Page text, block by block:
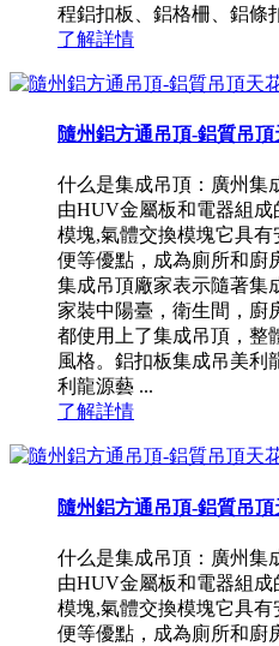
程鋁扣板、鋁格柵、鋁條
了解詳情
隨州鋁方通吊頂-鋁質吊
什么是集成吊頂：廣州集
由HUV金屬板和電器組成
模塊,氣體交換模塊它具
便等優點，成為廁所和廚
集成吊頂廠家表示隨著集
家裝中陽臺，衛生間，廚
都使用上了集成吊頂，整
風格。鋁扣板集成吊美利
利龍源藝 ...
了解詳情
隨州鋁方通吊頂-鋁質吊
什么是集成吊頂：廣州集
由HUV金屬板和電器組成
模塊,氣體交換模塊它具
便等優點，成為廁所和廚